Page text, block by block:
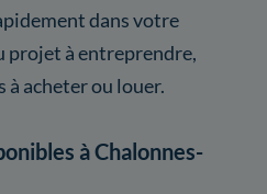
dans votre
projet à entreprendre,
à acheter ou louer.
à Chalonnes-